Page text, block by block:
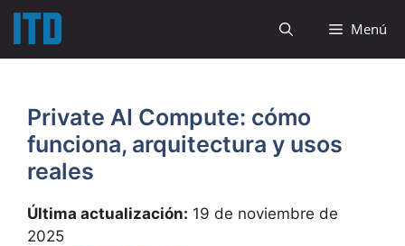
Saltar
contenido
Menú
Private AI Compute: cómo
funciona, arquitectura y usos
reales
Última actualización: 19 de noviembre de
2025